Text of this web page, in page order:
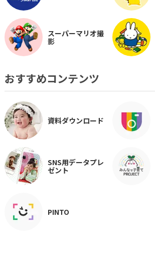
スーパーマリオ撮
影
おすすめコンテンツ
資料ダウンロード
SNS用データプレ
ゼント
PINTO